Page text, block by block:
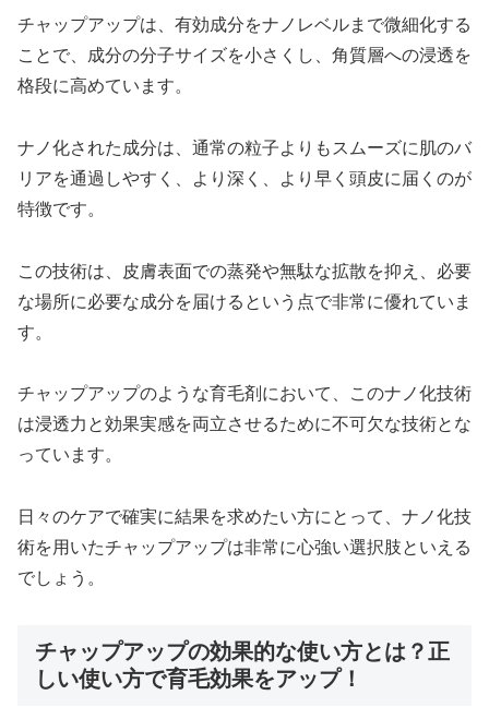
チャップアップは、有効成分をナノレベルまで微細化する
ことで、成分の分子サイズを小さくし、角質層への浸透を
格段に高めています。
ナノ化された成分は、通常の粒子よりもスムーズに肌のバ
リアを通過しやすく、より深く、より早く頭皮に届くのが
特徴です。
この技術は、皮膚表面での蒸発や無駄な拡散を抑え、必要
な場所に必要な成分を届けるという点で非常に優れていま
す。
チャップアップのような育毛剤において、このナノ化技術
は浸透力と効果実感を両立させるために不可欠な技術とな
っています。
日々のケアで確実に結果を求めたい方にとって、ナノ化技
術を用いたチャップアップは非常に心強い選択肢といえる
でしょう。
チャップアップの効果的な使い方とは？正
しい使い方で育毛効果をアップ！